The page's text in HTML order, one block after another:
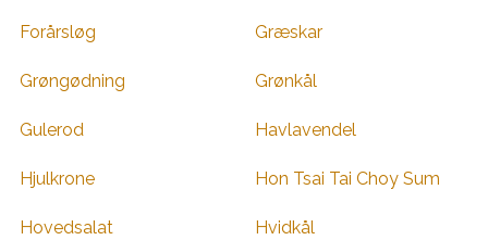
Forårsløg Græskar
Grøngødning Grønkål
Gulerod Havlavendel
Hjulkrone Hon Tsai Tai Choy Sum
Hovedsalat Hvidkål